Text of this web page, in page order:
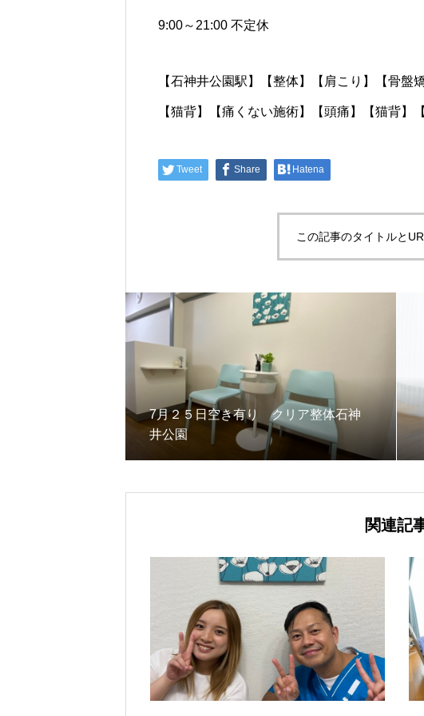
9:00～21:00 不定休
【石神井公園駅】【整体】【肩こり】【骨盤
【猫背】【痛くない施術】【頭痛】【猫背】
Tweet Share Hatena
この記事のタイトルと
7月２５日空き有り クリア整体石神
井公園
関連記